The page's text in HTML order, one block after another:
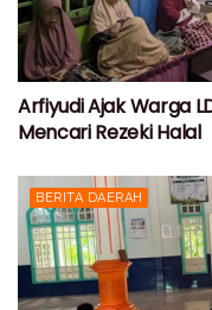
Arfiyudi Ajak Warga
Mencari Rezeki Halal
BERITA DAERAH